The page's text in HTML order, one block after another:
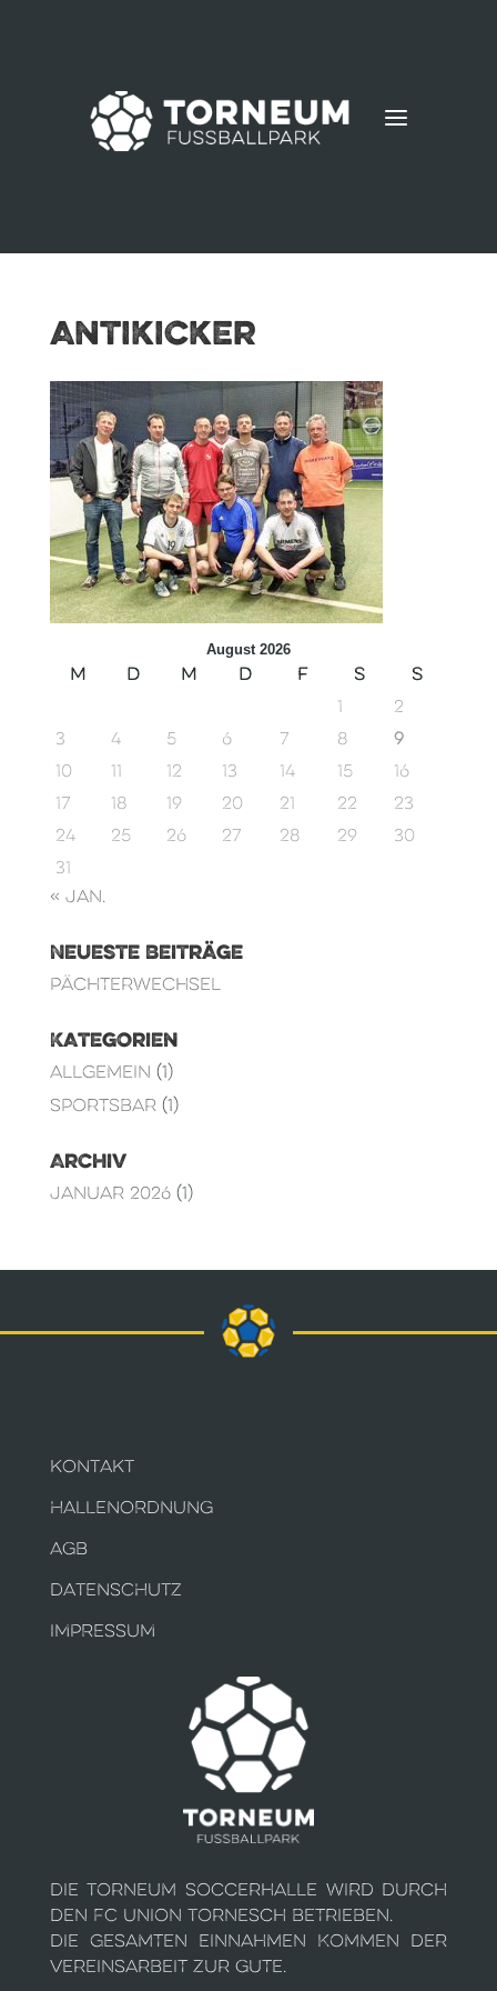
a
antikicker
August 2026
M D M D F S
S
1
2
3
4 5 6 7 8
9
10
11 12 13 14 15
16
17
18 19 20 21 22
23
24
25 26 27 28 29
30
31
« Jan.
Neueste Beiträge
Pächterwechsel
Kategorien
Allgemein (1)
Sportsbar(1)
Archiv
Januar 2026(1)
KONTAKT
HALLENORDNUNG
AGB
DATENSCHUTZ
IMPRESSUM
Die Torneum Soccerhalle wird durch
den FC Union Tornesch betrieben.
Die gesamten Einnahmen kommen der
Vereinsarbeit zur Gute.